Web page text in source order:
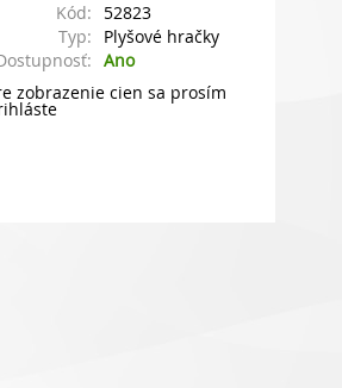
Kód:
52823
Typ:
Plyšové hračky
Ano
zobrazenie cien sa prosím